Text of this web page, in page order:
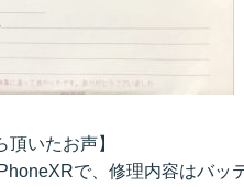
頂いたお声】
で、修理内容はバッ